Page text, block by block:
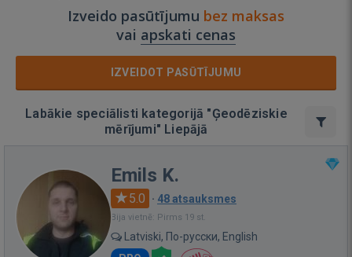
Izveido pasūtījumu bez maksas
vai apskati cenas
IZVEIDOT PASŪTĪJUMU
Labākie speciālisti kategorijā "Ģeodēziskie
mērījumi" Liepājā
Emils K.
5.0 · 48 atsauksmes
Bija vietnē: Pirms 19 st.
Latviski, По-русски, English